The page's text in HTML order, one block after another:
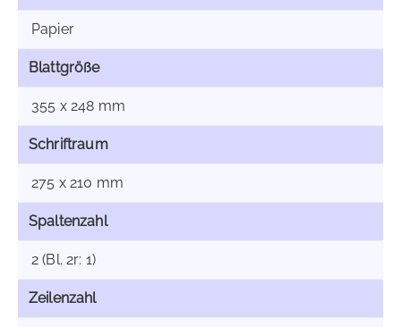
Papier
Blattgröße
355 x 248 mm
Schriftraum
275 x 210 mm
Spaltenzahl
2 (Bl. 2r: 1)
Zeilenzahl